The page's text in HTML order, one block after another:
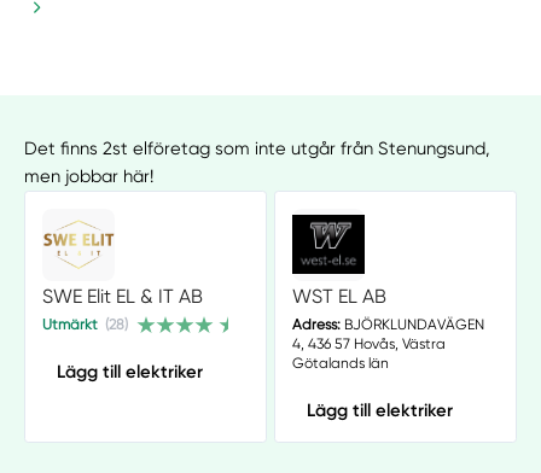
Det finns 2st elföretag som inte utgår från Stenungsund,
men jobbar här!
SWE Elit EL & IT AB
Utmärkt (28)
Lägg till elektriker
WST EL AB
Adress:BJÖRKLUNDAVÄGEN
4, 436 57 Hovås, Västra
Götalands län
Lägg till elektriker